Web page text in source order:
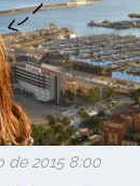
de 2015 8:00